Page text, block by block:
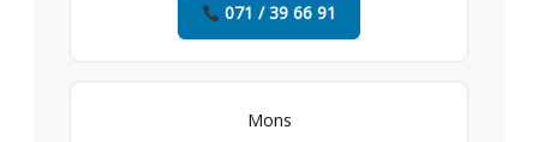
071 / 39 66 91
Mons